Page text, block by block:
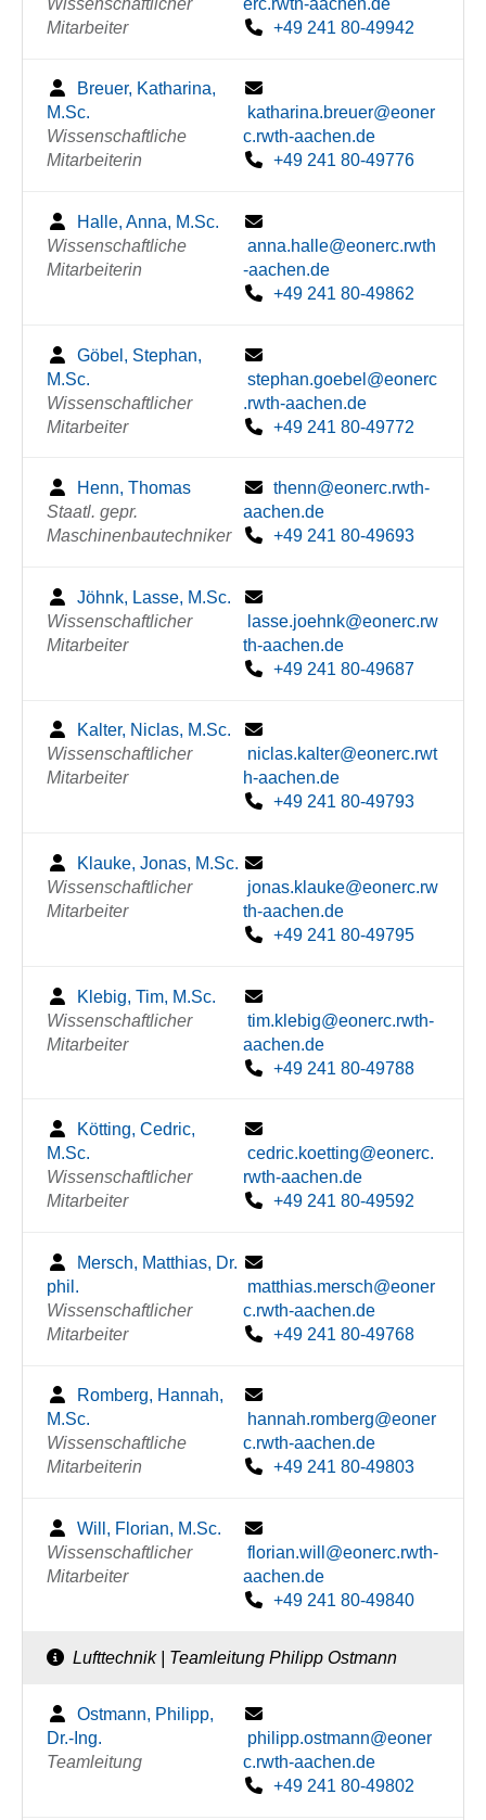
Mitarbeiter
+49 241 80-49942
Breuer, Katharina,
M.Sc.
Wissenschaftliche
Mitarbeiterin
katharina.breuer@eoner
c.rwth-aachen.de
+49 241 80-49776
Halle, Anna, M.Sc.
Wissenschaftliche
Mitarbeiterin
anna.halle@eonerc.rwth
-aachen.de
+49 241 80-49862
Göbel, Stephan,
M.Sc.
Wissenschaftlicher
Mitarbeiter
stephan.goebel@eonerc
.rwth-aachen.de
+49 241 80-49772
Henn, Thomas
Staatl. gepr.
Maschinenbautechniker
thenn@eonerc.rwth-
aachen.de
+49 241 80-49693
Jöhnk, Lasse, M.Sc.
Wissenschaftlicher
Mitarbeiter
lasse.joehnk@eonerc.rw
th-aachen.de
+49 241 80-49687
Kalter, Niclas, M.Sc.
Wissenschaftlicher
Mitarbeiter
niclas.kalter@eonerc.rwt
h-aachen.de
+49 241 80-49793
Klauke, Jonas, M.Sc.
Wissenschaftlicher
Mitarbeiter
jonas.klauke@eonerc.rw
th-aachen.de
+49 241 80-49795
Klebig, Tim, M.Sc.
Wissenschaftlicher
Mitarbeiter
tim.klebig@eonerc.rwth-
aachen.de
+49 241 80-49788
Kötting, Cedric,
M.Sc.
Wissenschaftlicher
Mitarbeiter
cedric.koetting@eonerc.
rwth-aachen.de
+49 241 80-49592
Mersch, Matthias, Dr.
phil.
Wissenschaftlicher
Mitarbeiter
matthias.mersch@eoner
c.rwth-aachen.de
+49 241 80-49768
Romberg, Hannah,
M.Sc.
Wissenschaftliche
Mitarbeiterin
hannah.romberg@eoner
c.rwth-aachen.de
+49 241 80-49803
Will, Florian, M.Sc.
Wissenschaftlicher
Mitarbeiter
florian.will@eonerc.rwth-
aachen.de
+49 241 80-49840
Lufttechnik | Teamleitung Philipp Ostmann
Ostmann, Philipp,
Dr.-Ing.
Teamleitung
philipp.ostmann@eoner
c.rwth-aachen.de
+49 241 80-49802